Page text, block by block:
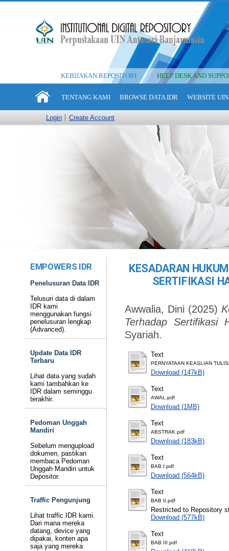
KEBIJAKAN REPOSITORI HELP DESK AND
TENTANG KAMI BROWSE DATA IDR WEBSITE
Login Create Account
EMPOWERS IDR
Penelusuran Data IDR
Telusuri data di dalam
IDR kami
menggunakan fungsi
penelusuran lengkap
(Advanced).
Update Data IDR
Terbaru
Lihat data yang sudah
kami tambahkan ke
IDR dalam seminggu
terakhir.
Pedoman Unggah
Mandiri
Sebelum mengupload
dokumen, pastikan
membaca Pedoman
Unggah Mandiri untuk
Depositor.
Traffic Pengunjung
Lihat traffic IDR kami.
Dari mana mereka
datang, device yang
dipakai, konten apa
saja yang mereka
KESADARAN
SERTIFIKASI
Awwalia, Dini (2025)
Terhadap Sertifikasi
Syariah.
Text
PERNYATAAN KEASLIAN
Download (147kB)
Text
AWAL.pdf
Download (1MB)
Text
ABSTRAK.pdf
Download (183kB)
Text
BAB I.pdf
Download (564kB)
Text
BAB II.pdf
Restricted to Repository
Download (577kB)
Text
BAB III.pdf